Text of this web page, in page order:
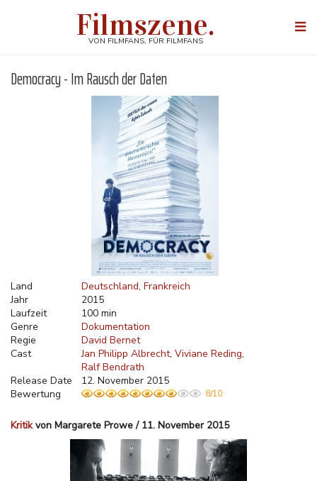
Filmszene.
VON FILMFANS, FÜR FILMFANS
Democracy - Im Rausch der Daten
Land Deutschland Frankreich
Jahr
2015
Laufzeit
100 min
Genre
Dokumentation
Regie
David Bernet
Cast
Jan Philipp Albrecht Viviane Reding
Ralf Bendrath
Release Date
12. November 2015
Bewertung
8/10
Kritikvon Margarete Prowe / 11. November 2015